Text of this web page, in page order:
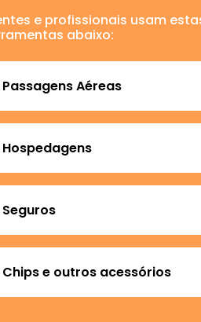
e profissionais usam
abaixo:
Passagens Aéreas
Hospedagens
Seguros
Chips e outros acessórios